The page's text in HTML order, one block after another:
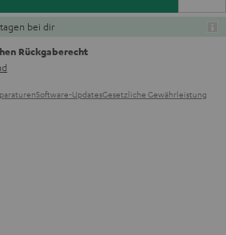
bei dir
Rückgaberecht
Software-UpdatesGesetzliche Gewährleistung